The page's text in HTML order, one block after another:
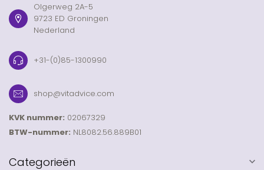
Olgerweg 2A-5
9723 ED Groningen
Nederland
+31-(0)85-1300990
shop@vitadvice.com
KVK nummer: 02067329
BTW-nummer: NL8082.56.889B01
Categorieën